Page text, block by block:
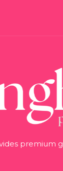
premium